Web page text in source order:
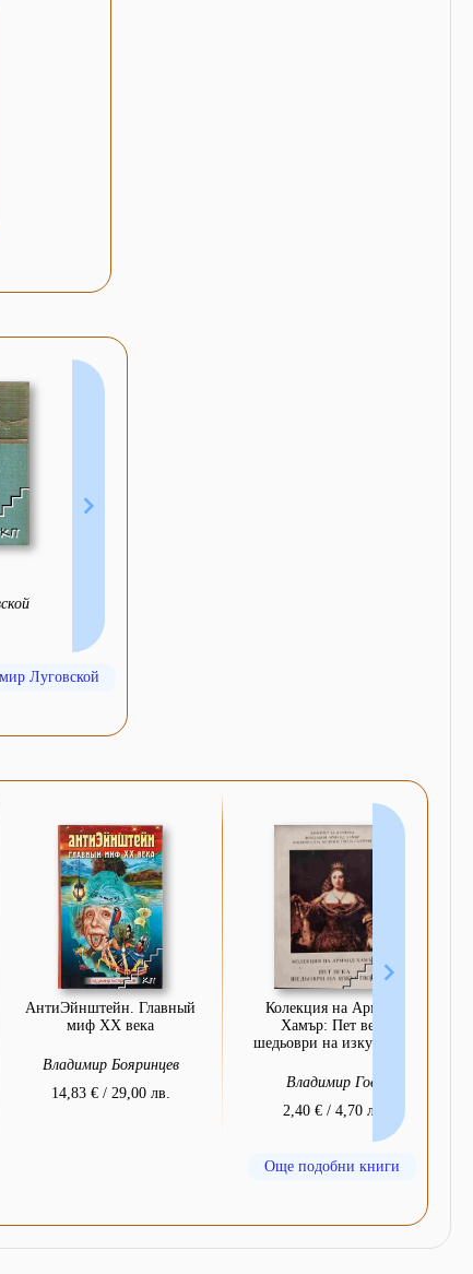
Луговской
АнтиЭйнштейн. Главный
миф XX века
Владимир Бояринцев
14,83 € / 29,00 лв.
Колекция на Арманд
Хамър: Пет века
шедьоври на изкуството
Владимир Гоев
2,40 € / 4,70 лв.
Още подобни книги